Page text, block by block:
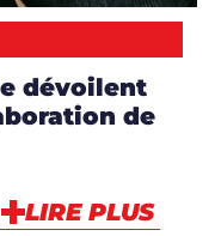
dévoilent
de
LIRE PLUS